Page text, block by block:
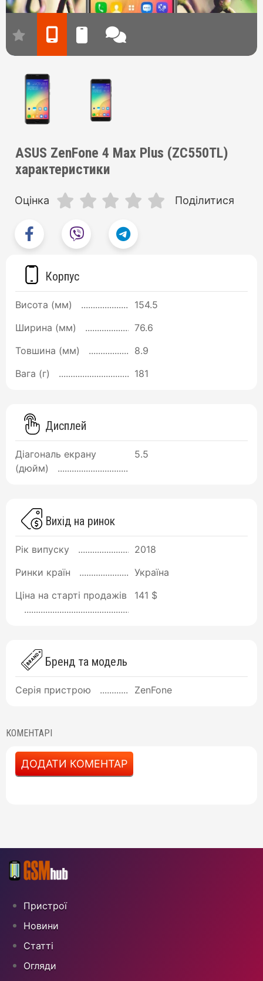
ASUS ZenFone 4 Max Plus (ZC550TL)
характеристики
Оцінка Поділитися
Корпус
Висота (мм)
154.5
Ширина (мм)
76.6
Товшина (мм)
8.9
Вага (г)
181
Дисплей
Діагональ екрану
(дюйм)
5.5
Вихід на ринок
Рік випуску
2018
Ринки країн
Україна
Ціна на старті продажів
141 $
Бренд та модель
Серія пристрою ZenFone
КОМЕНТАРІ
ДОДАТИ КОМЕНТАР
Пристрої
Новини
Статті
Огляди